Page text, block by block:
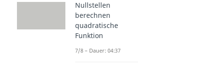
Nullstellen
berechnen
quadratische
Funktion
7/8 – Dauer: 04:37